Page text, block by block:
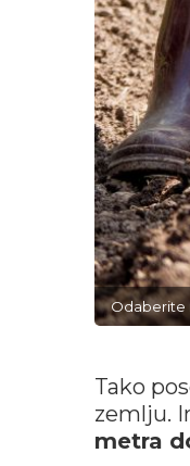
Odaberite
Tako
zemlju.
metra